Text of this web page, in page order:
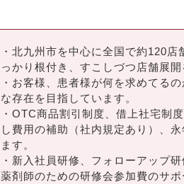
・北九州市を中心に全国で約120
っかり根付き、すこしづつ店舗展
・お客様、患者様が何を求めてる
な存在を目指しています。
・OTC商品割引制度、借上社宅制
し費用の補助（社内規定あり）、
ます。
・新入社員研修、フォローアップ
薬剤師のための研修会参加費のサポ